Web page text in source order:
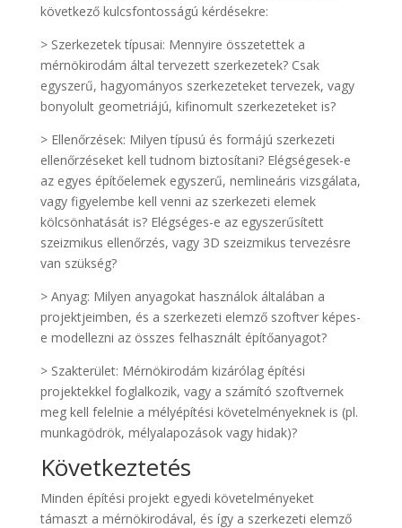
következő kulcsfontosságú kérdésekre:
> Szerkezetek típusai: Mennyire összetettek a
mérnökirodám által tervezett szerkezetek? Csak
egyszerű, hagyományos szerkezeteket tervezek, vagy
bonyolult geometriájú, kifinomult szerkezeteket is?
> Ellenőrzések: Milyen típusú és formájú szerkezeti
ellenőrzéseket kell tudnom biztosítani? Elégségesek-e
az egyes építőelemek egyszerű, nemlineáris vizsgálata,
vagy figyelembe kell venni az szerkezeti elemek
kölcsönhatását is? Elégséges-e az egyszerűsített
szeizmikus ellenőrzés, vagy 3D szeizmikus tervezésre
van szükség?
> Anyag: Milyen anyagokat használok általában a
projektjeimben, és a szerkezeti elemző szoftver képes-
e modellezni az összes felhasznált építőanyagot?
> Szakterület: Mérnökirodám kizárólag építési
projektekkel foglalkozik, vagy a számító szoftvernek
meg kell felelnie a mélyépítési követelményeknek is (pl.
munkagödrök, mélyalapozások vagy hidak)?
Következtetés
Minden építési projekt egyedi követelményeket
támaszt a mérnökirodával, és így a szerkezeti elemző